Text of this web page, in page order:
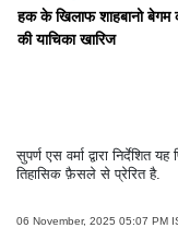
हक के खिलाफ शाहबानो बेगम
की याचिका खारिज
सुपर्ण एस वर्मा द्वारा निर्देशित
तिहासिक फ़ैसले से प्रेरित है.
06 November, 2025 05:07 PM